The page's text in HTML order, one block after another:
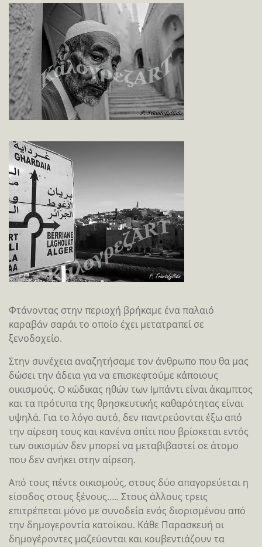
Φτάνοντας στην περιοχή βρήκαμε ένα παλαιό
καραβάν σαράι το οποίο έχει μετατραπεί σε
ξενοδοχείο.
Στην συνέχεια αναζητήσαμε τον άνθρωπο που θα μας
δώσει την άδεια για να επισκεφτούμε κάποιους
οικισμούς. Ο κώδικας ηθών των Ιμπάντι είναι άκαμπτος
και τα πρότυπα της θρησκευτικής καθαρότητας είναι
υψηλά. Για το λόγο αυτό, δεν παντρεύονται έξω από
την αίρεση τους και κανένα σπίτι που βρίσκεται εντός
των οικισμών δεν μπορεί να μεταβιβαστεί σε άτομο
που δεν ανήκει στην αίρεση.
Από τους πέντε οικισμούς, στους δύο απαγορεύεται η
είσοδος στους ξένους….. Στους άλλους τρεις
επιτρέπεται μόνο με συνοδεία ενός διορισμένου από
την δημογεροντία κατοίκου. Κάθε Παρασκευή οι
δημογέροντες μαζεύονται και κουβεντιάζουν τα